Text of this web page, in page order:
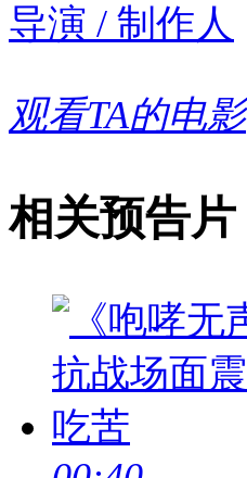
导演 / 制作人
观看TA的电影
相关预告片